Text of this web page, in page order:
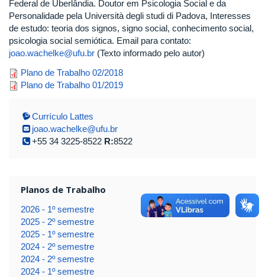
Federal de Uberlândia. Doutor em Psicologia Social e da
Personalidade pela Università degli studi di Padova, Interesses
de estudo: teoria dos signos, signo social, conhecimento social,
psicologia social semiótica. Email para contato:
joao.wachelke@ufu.br (Texto informado pelo autor)
planotrabalhojw2018.2retif.pdf
Plano de Trabalho 02/2018
planosocial12019_1_corr.pdf
Plano de Trabalho 01/2019
Currículo Lattes
joao.wachelke@ufu.br
+55 34 3225-8522 R:8522
Planos de Trabalho
2026 - 1º semestre
2025 - 2º semestre
2025 - 1º semestre
2024 - 2º semestre
2024 - 2º semestre
2024 - 1º semestre